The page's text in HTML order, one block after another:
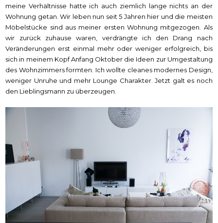
meine Verhältnisse hatte ich auch ziemlich lange nichts an der
Wohnung getan. Wir leben nun seit 5 Jahren hier und die meisten
Möbelstücke sind aus meiner ersten Wohnung mitgezogen. Als
wir zurück zuhause waren, verdrängte ich den Drang nach
Veränderungen erst einmal mehr oder weniger erfolgreich, bis
sich in meinem Kopf Anfang Oktober die Ideen zur Umgestaltung
des Wohnzimmers formten. Ich wollte cleanes modernes Design,
weniger Unruhe und mehr Lounge Charakter. Jetzt galt es noch
den Lieblingsmann zu überzeugen.